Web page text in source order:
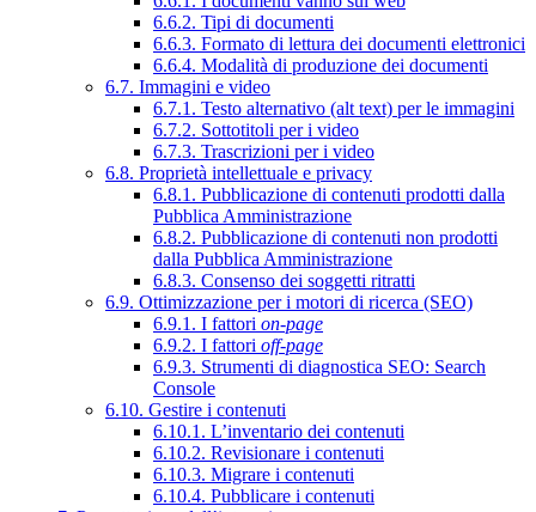
6.6.2. Tipi di documenti
6.6.3. Formato di lettura dei documenti elettronici
6.6.4. Modalità di produzione dei documenti
6.7. Immagini e video
6.7.1. Testo alternativo (alt text) per le immagini
6.7.2. Sottotitoli per i video
6.7.3. Trascrizioni per i video
6.8. Proprietà intellettuale e privacy
6.8.1. Pubblicazione di contenuti prodotti dalla
Pubblica Amministrazione
6.8.2. Pubblicazione di contenuti non prodotti
dalla Pubblica Amministrazione
6.8.3. Consenso dei soggetti ritratti
6.9. Ottimizzazione per i motori di ricerca (SEO)
6.9.1. I fattori on-page
6.9.2. I fattori off-page
6.9.3. Strumenti di diagnostica SEO: Search
Console
6.10. Gestire i contenuti
6.10.1. L’inventario dei contenuti
6.10.2. Revisionare i contenuti
6.10.3. Migrare i contenuti
6.10.4. Pubblicare i contenuti